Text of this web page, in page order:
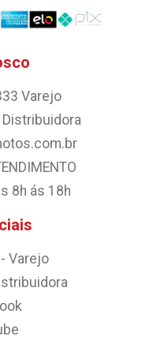
Varejo
8h ás 18h
Varejo